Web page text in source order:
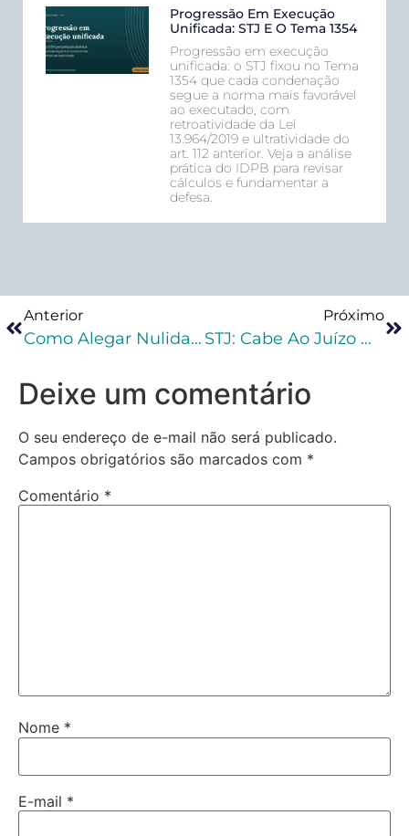
Progressão Em Execução
Unificada: STJ E O Tema 1354
Progressão em execução
unificada: o STJ fixou no Tema
1354 que cada condenação
segue a norma mais favorável
ao executado, com
retroatividade da Lei
13.964/2019 e ultratividade do
art. 112 anterior. Veja a análise
prática do IDPB para revisar
cálculos e fundamentar a
defesa.
Anterior
Como Alegar Nulidades No Processo Penal?
Próximo
STJ: Cabe Ao Juízo Da Execução Analisar Pleito De Extinção Da Punibilidade Pela Prescrição Da Pretensão Executória
Deixe um comentário
O seu endereço de e-mail não será publicado.
Campos obrigatórios são marcados com *
Comentário *
Nome *
E-mail *